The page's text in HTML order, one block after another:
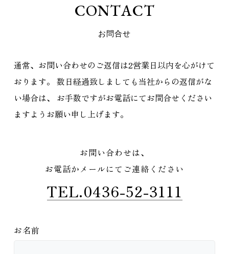
CONTACT
お問合せ
通常、お問い合わせのご返信は2営業日以内を心がけて
おります。 数日経過致しましても当社からの返信がな
い場合は、
お手数ですがお電話にてお問合せください
ますようお願い申し上げます。
お問い合わせは、
お電話かメールにてご連絡ください
TEL.0436-52-3111
お名前